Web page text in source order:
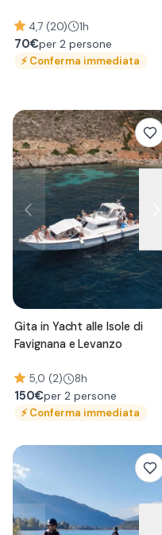
4,7 (20) 1h
70€per 2 persone
⚡Conferma immediata
Gita in Yacht alle Isole di
Favignana e Levanzo
5,0 (2) 8h
150€per 2 persone
⚡Conferma immediata